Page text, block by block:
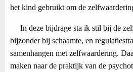
het kind gebruikt om de
In deze bijdrage sta ik stil bij de
bijzonder bij schaamte, en
samenhangen met zelfwaardering.
maken naar de praktijk van de